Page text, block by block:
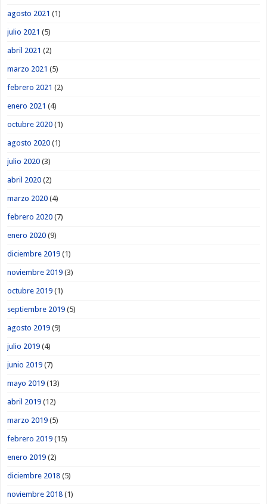
agosto 2021 (1)
julio 2021 (5)
abril 2021 (2)
marzo 2021 (5)
febrero 2021 (2)
enero 2021 (4)
octubre 2020 (1)
agosto 2020 (1)
julio 2020 (3)
abril 2020 (2)
marzo 2020 (4)
febrero 2020 (7)
enero 2020 (9)
diciembre 2019 (1)
noviembre 2019 (3)
octubre 2019 (1)
septiembre 2019 (5)
agosto 2019 (9)
julio 2019 (4)
junio 2019 (7)
mayo 2019 (13)
abril 2019 (12)
marzo 2019 (5)
febrero 2019 (15)
enero 2019 (2)
diciembre 2018 (5)
noviembre 2018 (1)